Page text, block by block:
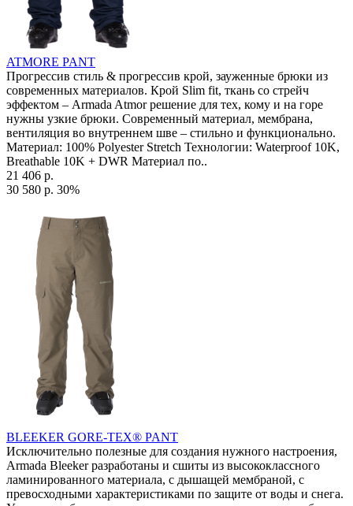
ATMORE PANT
Прогрессив стиль & прогрессив крой, зауженные брюки из
современных материалов. Крой Slim fit, ткань со стрейч
эффектом – Armada Atmor решение для тех, кому и на горе
нужны узкие брюки. Современный материал, мембрана,
вентиляция во внутреннем шве – стильно и функционально.
Материал: 100% Polyester Stretch Технологии: Waterproof 10K,
Breathable 10K + DWR Материал по..
21 406 р.
30 580 р. 30%
BLEEKER GORE-TEX® PANT
Исключительно полезные для создания нужного настроения,
Armada Bleeker разработаны и сшиты из высококлассного
ламинированного материала, с дышащей мембраной, с
превосходными характеристиками по защите от воды и снега.